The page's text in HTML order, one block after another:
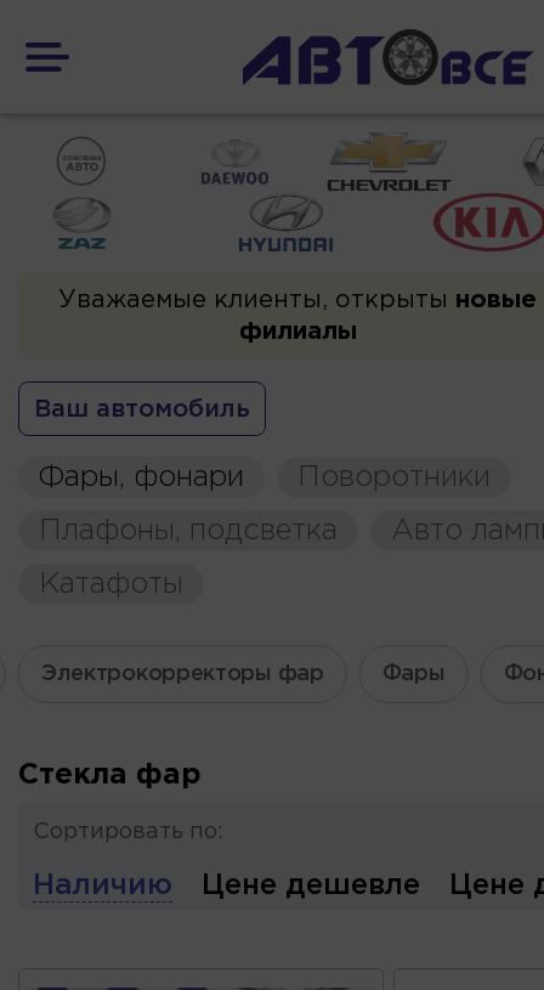
Уважаемые клиенты, открыты новые
филиалы
Ваш автомобиль
Фары, фонари
Поворотники
Плафоны, подсветка
Авто
Катафоты
Электрокорректоры фар Фары
Стекла фар
Сортировать по:
Наличию Цене дешевле Цене